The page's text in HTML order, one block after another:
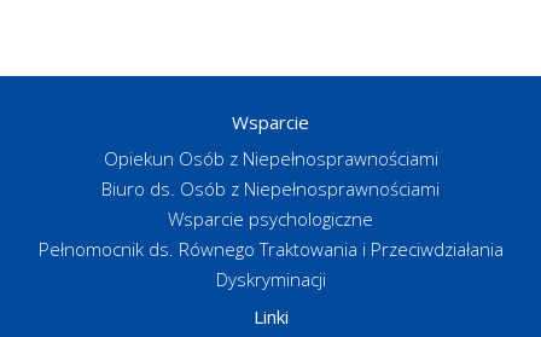
Wsparcie
Opiekun Osób z Niepełnosprawnościami
Biuro ds. Osób z Niepełnosprawnościami
Wsparcie psychologiczne
Pełnomocnik ds. Równego Traktowania i Przeciwdziałania
Dyskryminacji
Linki